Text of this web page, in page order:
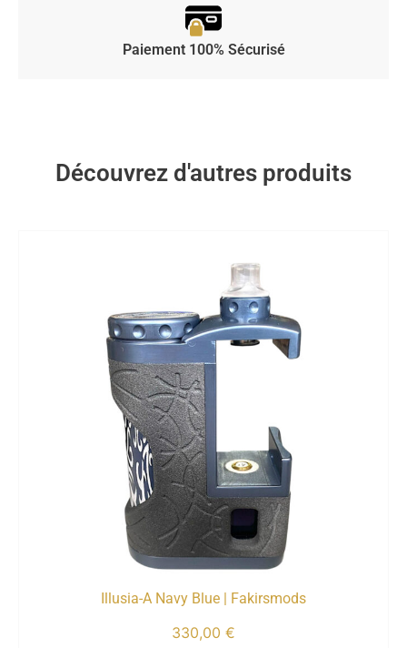
Paiement 100% Sécurisé
Découvrez d'autres produits
Illusia-A Navy Blue | Fakirsmods
330,00 €